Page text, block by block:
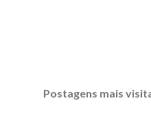
Postagens mais